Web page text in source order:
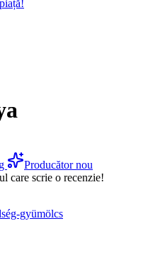
Producător nou
care scrie o recenzie!
gyümölcs